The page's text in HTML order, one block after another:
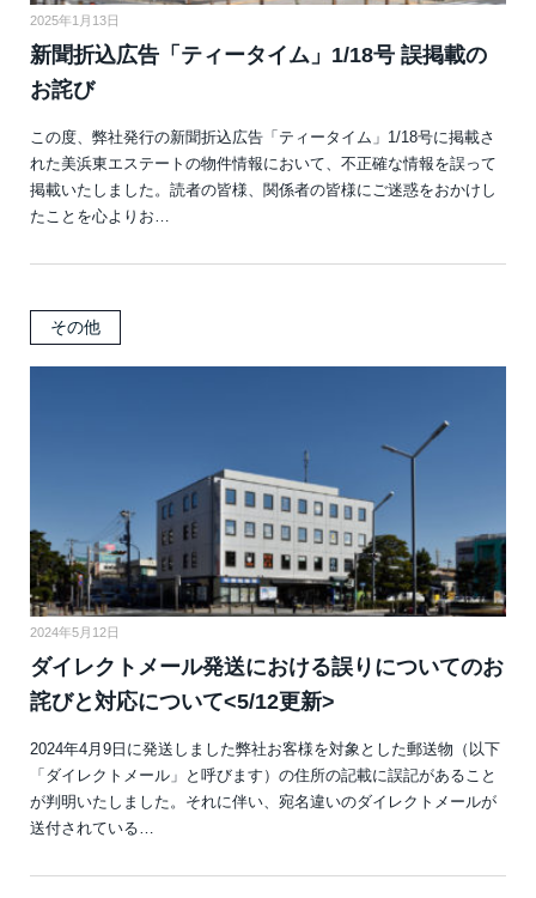
2025年1月13日
新聞折込広告「ティータイム」1/18号 誤掲載の
お詫び
この度、弊社発行の新聞折込広告「ティータイム」1/18号に掲載さ
れた美浜東エステートの物件情報において、不正確な情報を誤って
掲載いたしました。読者の皆様、関係者の皆様にご迷惑をおかけし
たことを心よりお…
その他
2024年5月12日
ダイレクトメール発送における誤りについてのお
詫びと対応について<5/12更新>
2024年4月9日に発送しました弊社お客様を対象とした郵送物（以下
「ダイレクトメール」と呼びます）の住所の記載に誤記があること
が判明いたしました。それに伴い、宛名違いのダイレクトメールが
送付されている…